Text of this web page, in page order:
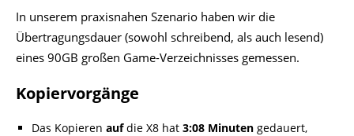
In unserem praxisnahen Szenario haben wir die
Übertragungsdauer (sowohl schreibend, als auch lesend)
eines 90GB großen Game-Verzeichnisses gemessen.
Kopiervorgänge
Das Kopieren aufdie X8 hat 3:08 Minuten gedauert,